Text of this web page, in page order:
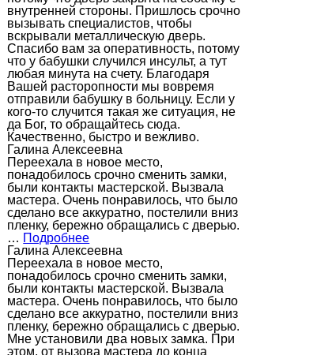
внутренней стороны. Пришлось срочно
вызывать специалистов, чтобы
вскрывали металлическую дверь.
Спасибо вам за оперативность, потому
что у бабушки случился инсульт, а тут
любая минута на счету. Благодаря
Вашей расторопности мы вовремя
отправили бабушку в больницу. Если у
кого-то случится такая же ситуация, не
да Бог, то обращайтесь сюда.
Качественно, быстро и вежливо.
Галина Алексеевна
Переехала в новое место,
понадобилось срочно сменить замки,
были контакты мастерской. Вызвала
мастера. Очень понравилось, что было
сделано все аккуратно, постелили вниз
пленку, бережно обращались с дверью.
… Подробнее
Галина Алексеевна
Переехала в новое место,
понадобилось срочно сменить замки,
были контакты мастерской. Вызвала
мастера. Очень понравилось, что было
сделано все аккуратно, постелили вниз
пленку, бережно обращались с дверью.
Мне установили два новых замка. При
этом, от вызова мастера до конца